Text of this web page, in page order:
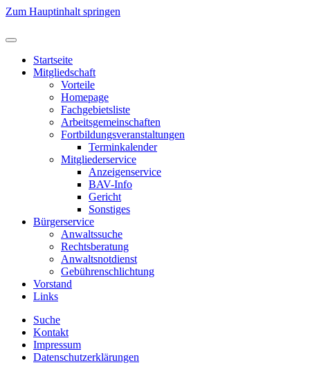
Zum Hauptinhalt springen
Startseite
Mitgliedschaft
Vorteile
Homepage
Fachgebietsliste
Arbeitsgemeinschaften
Fortbildungsveranstaltungen
Terminkalender
Mitgliederservice
Anzeigenservice
BAV-Info
Gericht
Sonstiges
Bürgerservice
Anwaltssuche
Rechtsberatung
Anwaltsnotdienst
Gebührenschlichtung
Vorstand
Links
Suche
Kontakt
Impressum
Datenschutzerklärungen